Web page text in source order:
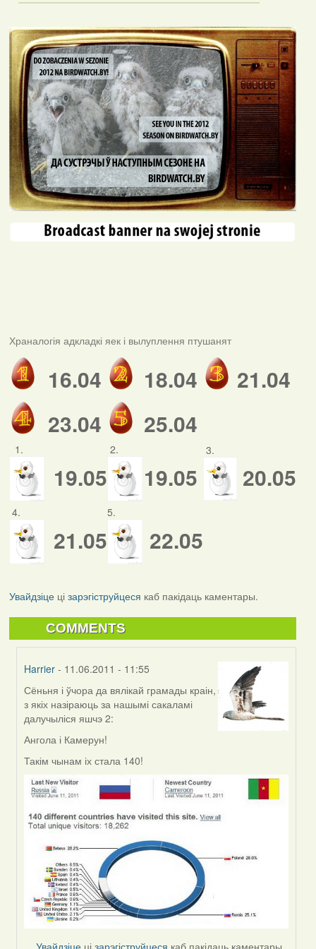
Храналогія адкладкі яек і вылуплення птушанят
16.04 18.04
21.04
23.04
25.04
1.
19.05
2.
19.05
3.
20.05
4.
21.05
5.
22.05
Увайдзіцеці зарэгіструйцеся каб пакідаць каментары.
COMMENTS
Harrier - 11.06.2011 - 11:55
In
reply
to
by
Сёньня і ўчора да вялікай грамады краін,
з якіх назіраюць за нашымі сакаламі
далучыліся яшчэ 2:
Ангола і Камерун!
Такім чынам іх стала 140!
Увайдзіце цізарэгіструйцеся каб пакідаць каментары.